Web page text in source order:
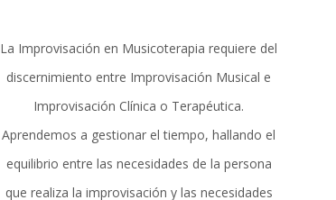
La Improvisación en Musicoterapia requiere del
discernimiento entre Improvisación Musical e
Improvisación Clínica o Terapéutica.
Aprendemos a gestionar el tiempo, hallando el
equilibrio entre las necesidades de la persona
que realiza la improvisación y las necesidades